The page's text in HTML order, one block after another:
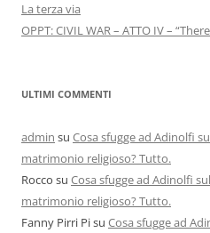
La terza via
OPPT: CIVIL WAR – ATTO IV –
ULTIMI COMMENTI
admin su Cosa sfugge ad Adinolfi
matrimonio religioso? Tutto.
Rocco su Cosa sfugge ad Adinolfi
matrimonio religioso? Tutto.
Fanny Pirri Pisu Cosa sfugge ad